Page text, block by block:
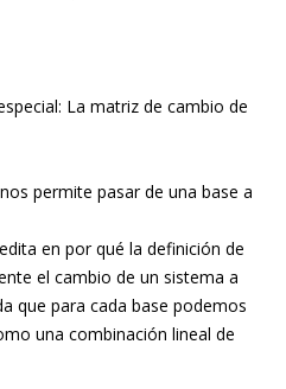
La matriz de cambio de
permite pasar de una base a
en por qué la definición de
el cambio de un sistema a
que para cada base podemos
una combinación lineal de